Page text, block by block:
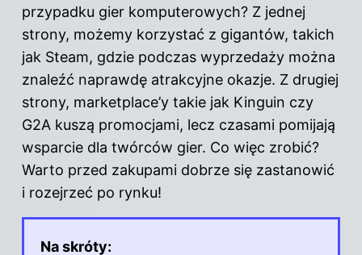
przypadku gier komputerowych? Z jednej
strony, możemy korzystać z gigantów, takich
jak Steam, gdzie podczas wyprzedaży można
znaleźć naprawdę atrakcyjne okazje. Z drugiej
strony, marketplace’y takie jak Kinguin czy
G2A kuszą promocjami, lecz czasami pomijają
wsparcie dla twórców gier. Co więc zrobić?
Warto przed zakupami dobrze się zastanowić
i rozejrzeć po rynku!
Na skróty: